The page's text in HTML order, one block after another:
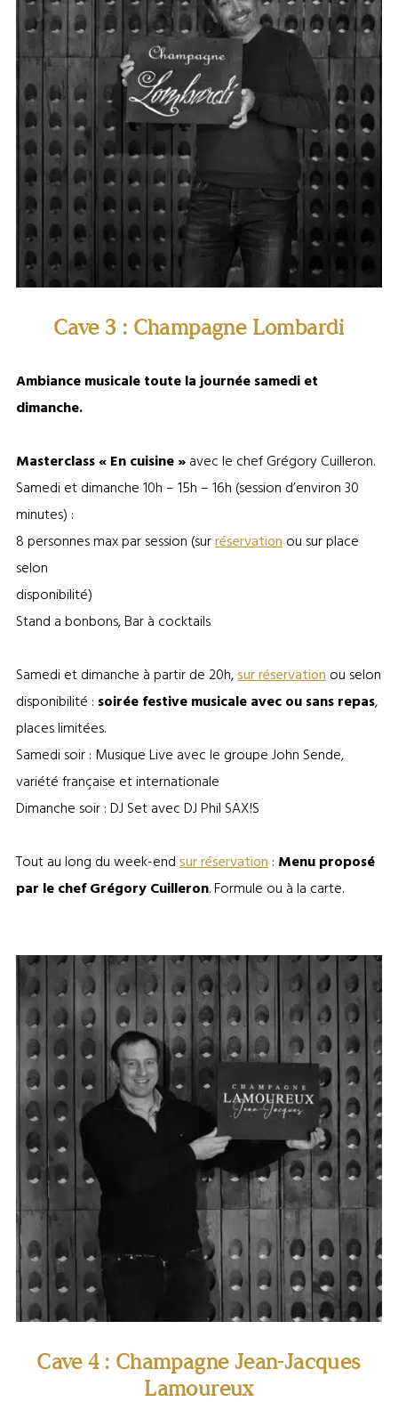
Cave 3 : Champagne Lombardi
Ambiance musicale toute la journée samedi et
dimanche.
Masterclass « En cuisine »avec le chef Grégory Cuilleron.
Samedi et dimanche 10h – 15h – 16h (session d’environ 30
minutes) :
8 personnes max par session (surréservationou sur place
selon
disponibilité)
Stand a bonbons, Bar à cocktails
Samedi et dimanche à partir de 20h,sur réservationou selon
disponibilité : soirée festive musicale avec ou sans repas,
places limitées.
Samedi soir : Musique Live avec le groupe John Sende,
variété française et internationale
Dimanche soir : DJ Set avec DJ Phil SAX!S
Tout au long du week-endsur réservation: Menu proposé
par le chef Grégory Cuilleron. Formule ou à la carte.
Cave 4 : Champagne Jean-Jacques
Lamoureux